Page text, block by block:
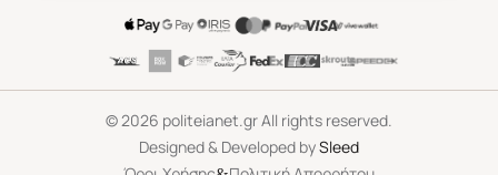
©2026 politeianet.gr All rights reserved.
Designed & Developed bySleed